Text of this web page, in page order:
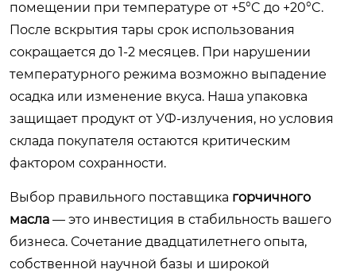
помещении при температуре от +5°C до +20°C.
После вскрытия тары срок использования
сокращается до 1-2 месяцев. При нарушении
температурного режима возможно выпадение
осадка или изменение вкуса. Наша упаковка
защищает продукт от УФ-излучения, но условия
склада покупателя остаются критическим
фактором сохранности.
Выбор правильного поставщика горчичного
масла — это инвестиция в стабильность вашего
бизнеса. Сочетание двадцатилетнего опыта,
собственной научной базы и широкой